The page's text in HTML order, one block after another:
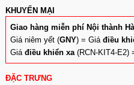
KHUYẾN MẠI
Giao hàng miễn phí Nội thành
Giá niêm yết (GNY) = Giá điều
Giá điều khiển xa(RCN-KIT4-E2)
ĐẶC TRƯNG